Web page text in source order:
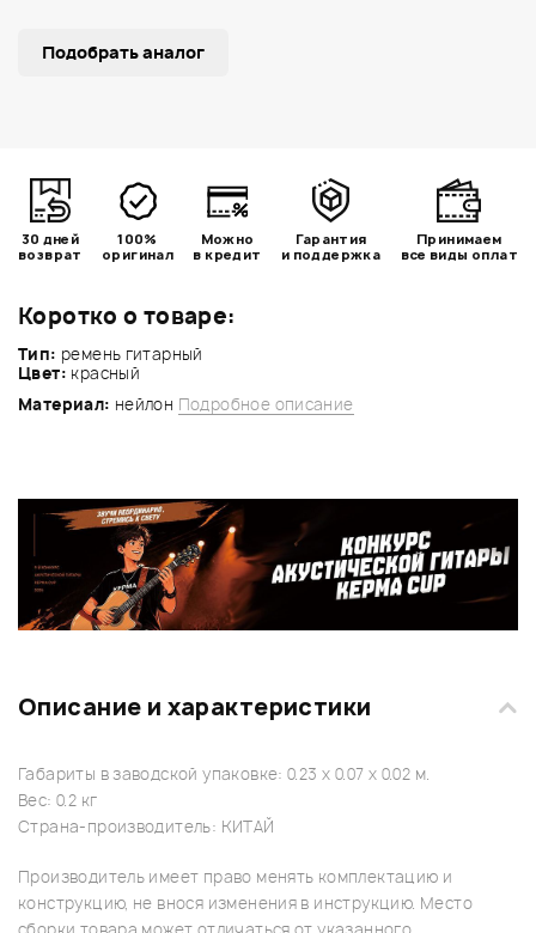
Коротко о товаре:
Тип: ремень гитарный
Цвет: красный
Материал: нейлон Подробное описание
Подобрать аналог
30 дней
возврат
100%
оригинал
Можно
в кредит
Гарантия
и поддержка
Принимаем
все виды оплат
Описание и характеристики
Габариты в заводской упаковке: 0.23 x 0.07 x 0.02 м.
Вес: 0.2 кг
Страна-производитель: КИТАЙ
Производитель имеет право менять комплектацию и
конструкцию, не внося изменения в инструкцию. Место